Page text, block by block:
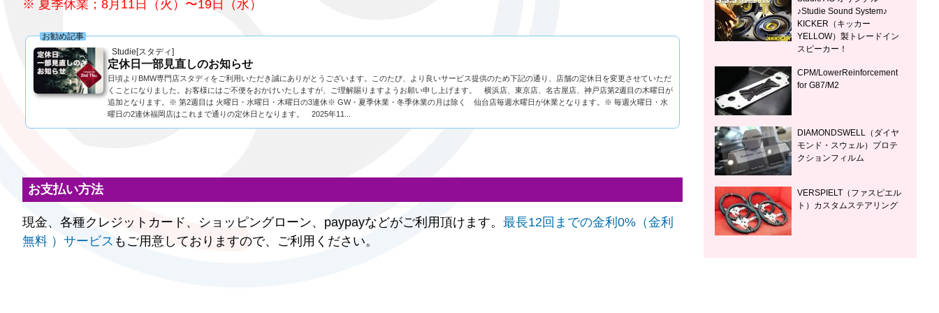
※ 夏季休業；8月11日（火）〜19日（水）
Studie[スタディ]
お勧め記事
定休日一部見直しのお知らせ
日頃よりBMW専門店スタディをご利用いただき誠にありがとうございます。このたび、より良いサービス提供のため下記の通り、店舗の定休日を変更させていただ
くことになりました。お客様にはご不便をおかけいたしますが、ご理解賜りますようお願い申し上げます。 横浜店、東京店、名古屋店、神戸店第2週目の木曜日が
追加となります。※ 第2週目は 火曜日・水曜日・木曜日の3連休※ GW・夏季休業・冬季休業の月は除く 仙台店毎週水曜日が休業となります。※ 毎週火曜日・水
曜日の2連休福岡店はこれまで通りの定休日となります。 2025年11...
お支払い方法
現金、各種クレジットカード、ショッピングローン、paypayなどがご利用頂けます。 最長12回までの金利0%（金利
無料 ）サービス もご用意しておりますので、ご利用ください。
♪Studie Sound System♪
KICKER（キッカー
YELLOW）製トレードイン
スピーカー！
CPM/LowerReinforcement
for G87/M2
DIAMONDSWELL（ダイヤ
モンド・スウェル）プロテ
クションフィルム
VERSPIELT（ファスピエル
ト）カスタムステアリング